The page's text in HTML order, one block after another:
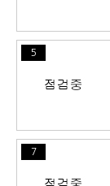
5
7